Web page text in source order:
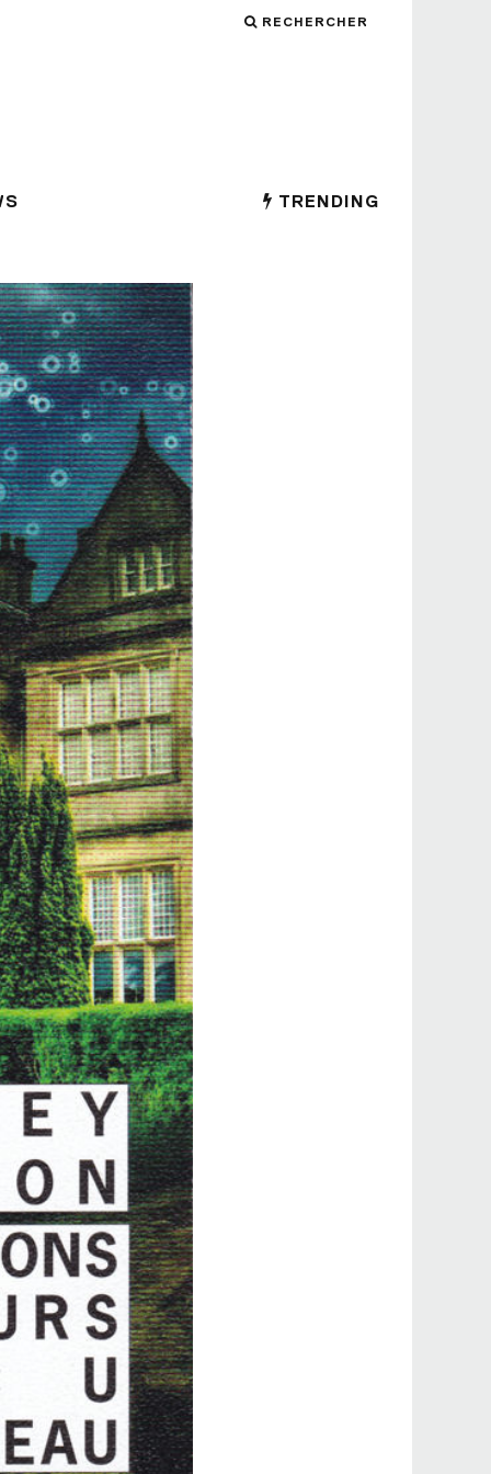
RECHERCHER
TRENDING